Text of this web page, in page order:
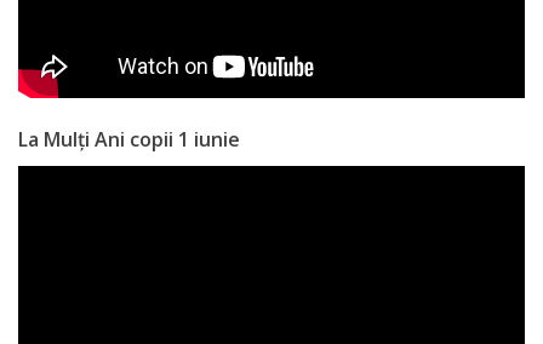
La Mulți Ani copii 1 iunie